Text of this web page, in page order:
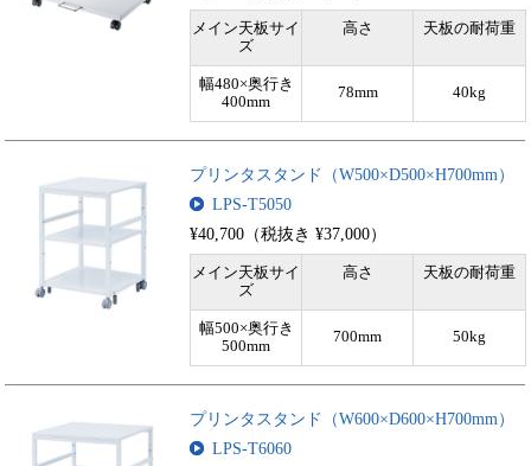
メイン天板サイ
ズ
高さ 天板の耐荷重
幅480×奥行き
400mm
78mm 40kg
プリンタスタンド（W500×D500×H700mm）
LPS-T5050
¥40,700（税抜き ¥37,000）
メイン天板サイ
ズ
高さ 天板の耐荷重
幅500×奥行き
500mm
700mm 50kg
プリンタスタンド（W600×D600×H700mm）
LPS-T6060